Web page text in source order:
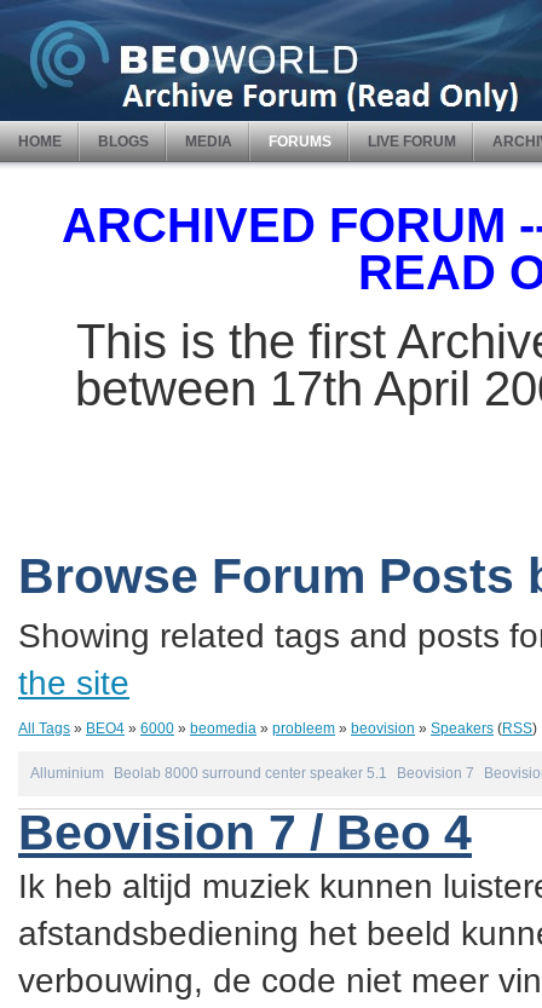
HOME BLOGS MEDIA FORUMS LIVE FORUM
ARCHIVED FORUM
READ
This is the first
between 17th April
Browse Forum Posts
Showing related tags and posts
the site
All Tags » BEO4 » 6000 » beomedia » probleem » beovision » Speakers (RSS)
Alluminium Beolab 8000 surround center speaker 5.1 Beovision 7
Beovision 7 / Beo 4
Ik heb altijd muziek kunnen
afstandsbediening het beeld
verbouwing, de code niet meer